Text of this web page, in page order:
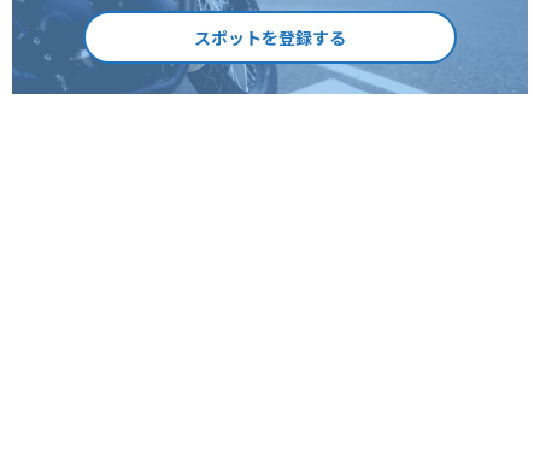
スポットを登録する